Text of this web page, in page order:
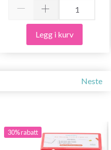
Legg i kurv
Neste
30%rabatt